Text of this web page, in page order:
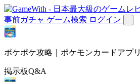
事前ガチャ ゲーム検索 ログイン
ポケポケ攻略｜ポケモンカードアプリ
掲示板Q&A